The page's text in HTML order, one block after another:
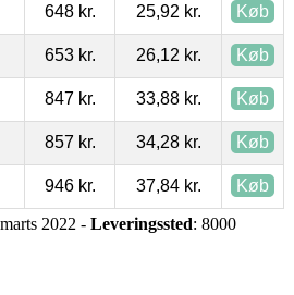
648 kr. 25,92 kr. Køb
653 kr. 26,12 kr. Køb
847 kr. 33,88 kr. Køb
857 kr. 34,28 kr. Køb
946 kr. 37,84 kr. Køb
2022 - Leveringssted: 8000